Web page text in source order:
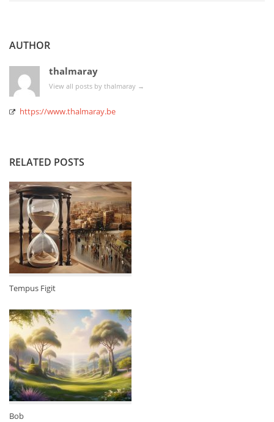
AUTHOR
thalmaray
View all posts by thalmaray →
https://www.thalmaray.be
RELATED POSTS
Tempus Figit
Bob